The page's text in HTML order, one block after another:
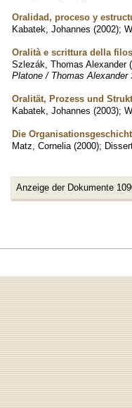
Oralidad, proceso y
Kabatek, Johannes (2002);
Oralità e scrittura della
Szlezák, Thomas Alexander (
Platone / Thomas
Oralität, Prozess und
Kabatek, Johannes (2003);
Die
Matz, Cornelia (2000);
Anzeige der Dokumente